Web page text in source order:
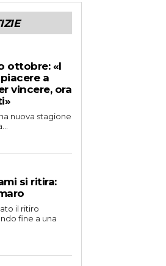
ottobre: «I
a
vincere, ora
nuova stagione
si ritira:
il ritiro
fine a una